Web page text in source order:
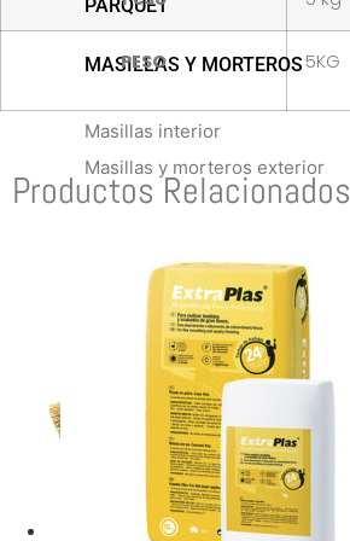
PARQUET
MASILLAS Y MORTEROS
Masillas interior
Masillas y morteros exterior
TIENDAS
PESO 5KG
Productos Relacionados